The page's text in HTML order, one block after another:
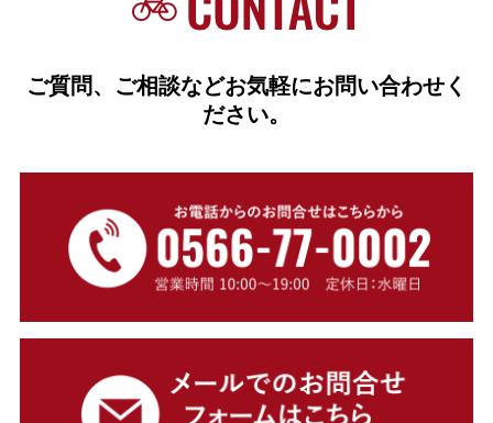
ご質問、ご相談などお気軽にお問い合わせく
ださい。